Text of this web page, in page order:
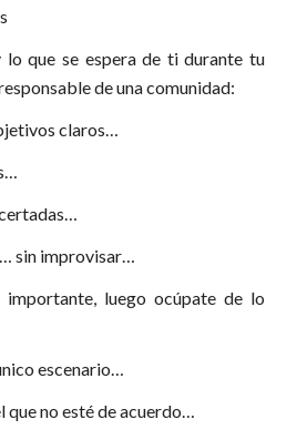
lo que se espera de ti durante tu
de una comunidad:
claros…
sin improvisar…
luego ocúpate de lo
escenario…
no esté de acuerdo…